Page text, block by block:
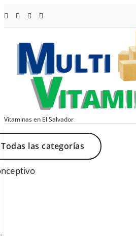
al
Vitaminas en El Salvador
las categorías